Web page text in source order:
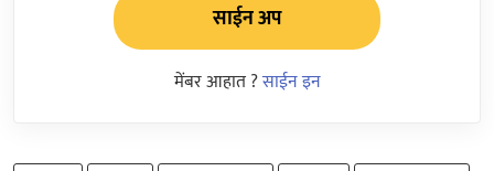
साईन अप
मेंबर आहात ?साईन इन